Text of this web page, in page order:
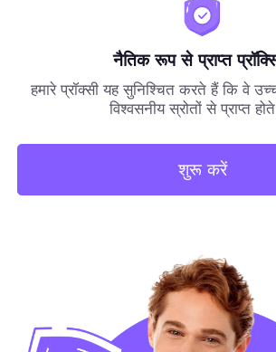
नैतिक रूप से प्राप्त
हमारे प्रॉक्सी यह सुनिश्चित करते हैं कि वे
विश्वसनीय स्रोतों से प्राप्त
शुरू करें